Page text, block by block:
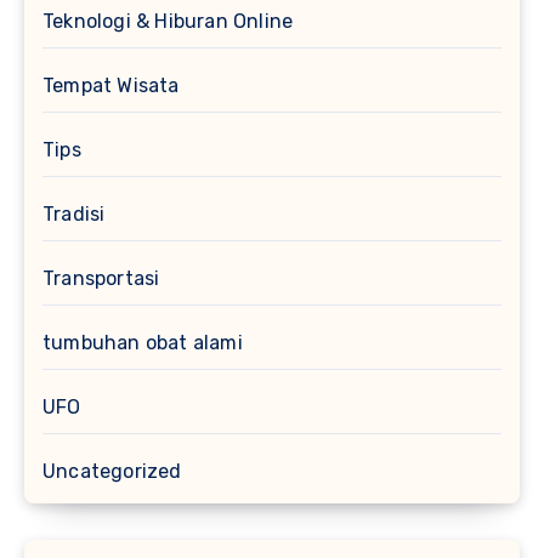
Teknologi & Hiburan Online
Tempat Wisata
Tips
Tradisi
Transportasi
tumbuhan obat alami
UFO
Uncategorized